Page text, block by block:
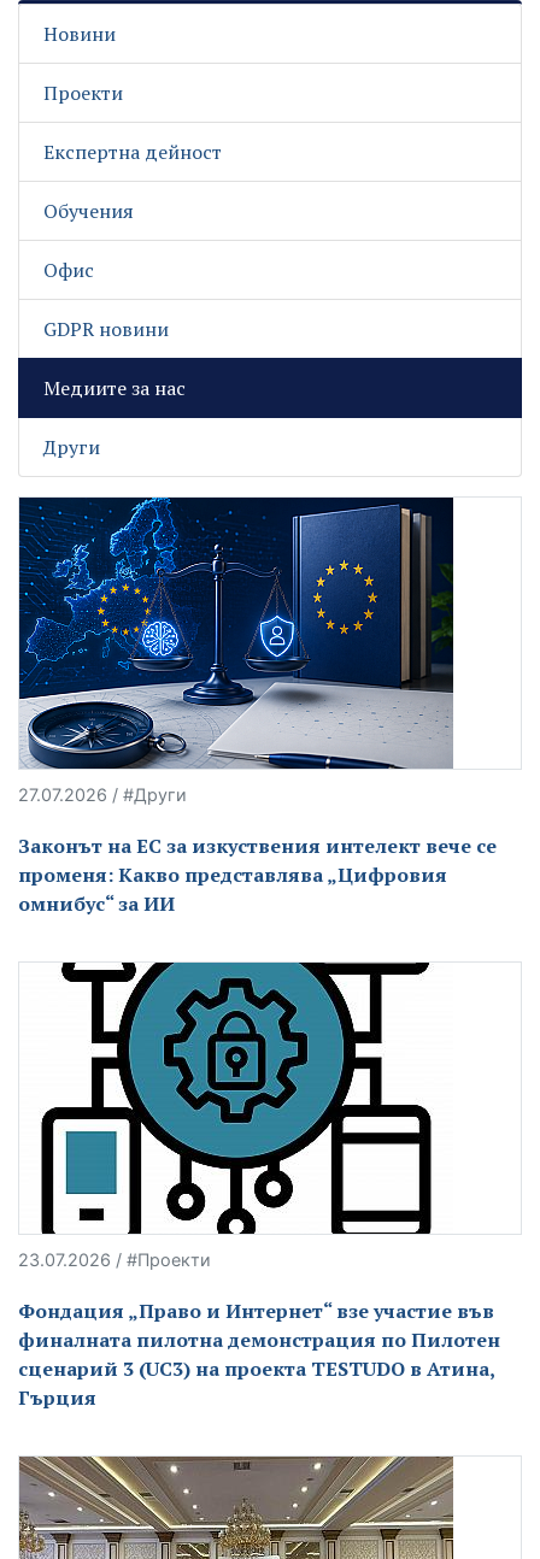
Новини
Проекти
Експертна дейност
Обучения
Офис
GDPR новини
Медиите за нас
Други
27.07.2026 / #Други
Законът на ЕС за изкуствения интелект вече се
променя: Какво представлява „Цифровия
омнибус“ за ИИ
23.07.2026 / #Проекти
Фондация „Право и Интернет“ взе участие във
финалната пилотна демонстрация по Пилотен
сценарий 3 (UC3) на проекта TESTUDO в Атина,
Гърция